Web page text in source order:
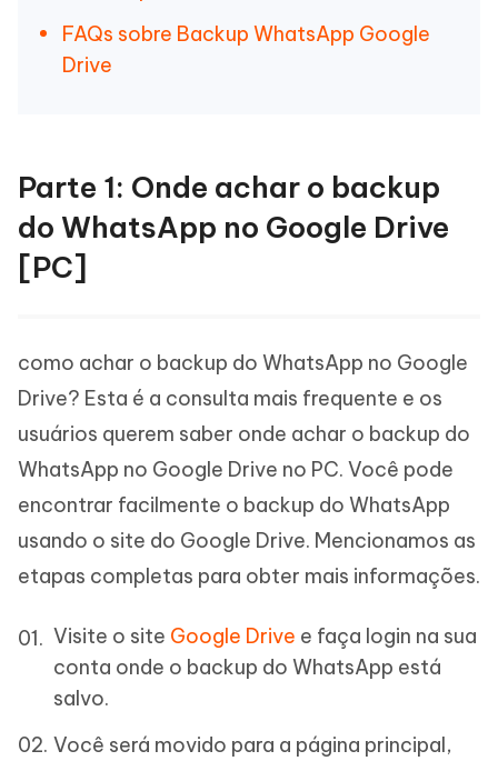
FAQs sobre Backup WhatsApp Google
Drive
Parte 1: Onde achar o backup
do WhatsApp no Google Drive
[PC]
como achar o backup do WhatsApp no Google
Drive? Esta é a consulta mais frequente e os
usuários querem saber onde achar o backup do
WhatsApp no Google Drive no PC. Você pode
encontrar facilmente o backup do WhatsApp
usando o site do Google Drive. Mencionamos as
etapas completas para obter mais informações.
Visite o site Google Drive e faça login na sua
conta onde o backup do WhatsApp está
salvo.
Você será movido para a página principal,